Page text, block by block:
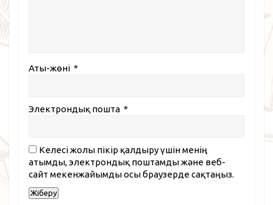
Аты-жөні *
Электрондық пошта *
Келесі жолы пікір қалдыру үшін менің
атымды, электрондық поштамды және веб-
сайт мекенжайымды осы браузерде сақтаңыз.